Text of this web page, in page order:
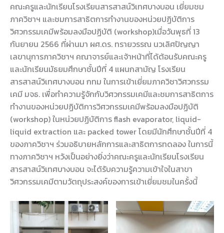
คณะครูและนักเรียนโรงเรียนสารสาสน์วิเทศบางบอน เยี่ยมชม
ภาควิชาฯ และชมการสาธิตการทำงานของหน่วยปฏิบัติการ
วิศวกรรมเคมีพร้อมลงมือปฏิบัติ (workshop)เมื่อวันพุธที่ 13
กันยายน 2566 ที่ผ่านมา ผศ.ดร. ทรายวรรณ นวเลิศปัญญา
เลขานุการภาควิชาฯ คณาจารย์และเจ้าหน้าที่ได้ต้อนรับคณะครู
และนักเรียนมัธยมศึกษาชั้นปีที่ 4 แผนกสามัญ โรงเรียน
สารสาสน์วิเทศบางบอน กทม ในการเข้าเยี่ยมภาควิชาวิศวกรรม
เคมี มจธ. เพื่อทำความรู้จักกับวิศวกรรมเคมีและชมการสาธิตการ
ทำงานของหน่วยปฏิบัติการวิศวกรรมเคมีพร้อมลงมือปฏิบัติ
(workshop) ในหน่วยปฏิบัติการ flash evaporator, liquid-
liquid extraction และ packed tower โดยมีนักศึกษาชั้นปีที่ 4
ของภาควิชาฯ ร่วมอธิบายหลักการและสาธิตการทดลอง ในการนี้
ทางภาควิชาฯ หวังเป็นอย่างยิ่งว่าคณะครูและนักเรียนโรงเรียน
สารสาสน์วิเทศบางบอน จะได้รับความรู้ความเข้าใจในสาขา
วิศวกรรมเคมีตามวัตถุประสงค์ของการเข้าเยี่ยมชมในครั้งนี้